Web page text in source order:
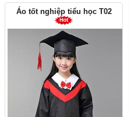
Áo tốt nghiệp tiểu học T02